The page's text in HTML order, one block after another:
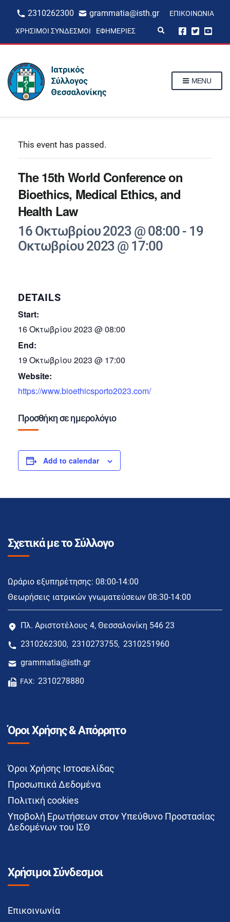
2310262300 grammatia@isth.gr ΕΠΙΚΟΙΝΩΝΊΑ
ΧΡΉΣΙΜΟΙ ΣΎΝΔΕΣΜΟΙ ΕΦΗΜΕΡΊΕΣ
p
MENU
This event has passed.
The 15th World Conference on
Bioethics, Medical Ethics, and
Health Law
16 Οκτωβρίου 2023 @ 08:00 - 19
Οκτωβρίου 2023 @ 17:00
DETAILS
Start:
16 Οκτωβρίου 2023 @ 08:00
End:
19 Οκτωβρίου 2023 @ 17:00
Website:
https://www.bioethicsporto2023.com/
Προσθήκη σε ημερολόγιο
Add to calendar
Σχετικά με το Σύλλογο
Ωράριο εξυπηρέτησης: 08:00-14:00
Θεωρήσεις ιατρικών γνωματεύσεων 08:30-14:00
Πλ. Αριστοτέλους 4, Θεσσαλονίκη 546 23
2310262300, 2310273755, 2310251960
grammatia@isth.gr
FAX: 2310278880
Όροι Χρήσης & Απόρρητο
Όροι Χρήσης Ιστοσελίδας
Προσωπικά Δεδομένα
Πολιτική cookies
Υποβολή Ερωτήσεων στον Υπεύθυνο Προστασίας
Δεδομένων του ΙΣΘ
Χρήσιμοι Σύνδεσμοι
Επικοινωνία